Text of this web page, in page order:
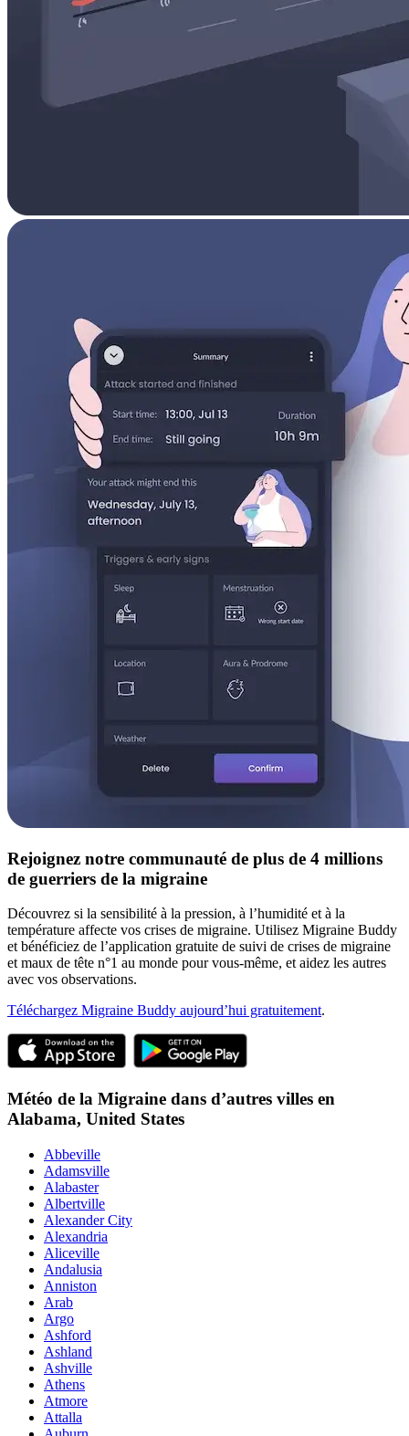
Rejoignez notre communauté de plus de 4 millions
de guerriers de la migraine
Découvrez si la sensibilité à la pression, à l’humidité et à la
température affecte vos crises de migraine. Utilisez Migraine Buddy
et bénéficiez de l’application gratuite de suivi de crises de migraine
et maux de tête n°1 au monde pour vous-même, et aidez les autres
avec vos observations.
Téléchargez Migraine Buddy aujourd’hui gratuitement.
Météo de la Migraine dans d’autres villes en
Alabama, United States
Abbeville
Adamsville
Alabaster
Albertville
Alexander City
Alexandria
Aliceville
Andalusia
Anniston
Arab
Argo
Ashford
Ashland
Ashville
Athens
Atmore
Attalla